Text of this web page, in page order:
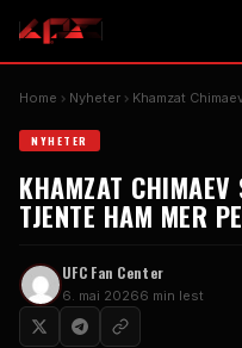
Home Nyheter Khamzat
NYHETER
KHAMZAT CHIMAEV
TJENTE HAM MER
UFCFan Center
6. mai 20266 min lest